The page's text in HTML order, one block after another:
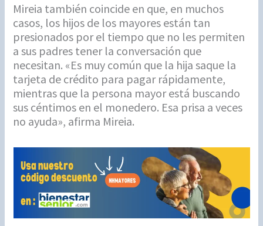
Mireia también coincide en que, en muchos
casos, los hijos de los mayores están tan
presionados por el tiempo que no les permiten
a sus padres tener la conversación que
necesitan. «Es muy común que la hija saque la
tarjeta de crédito para pagar rápidamente,
mientras que la persona mayor está buscando
sus céntimos en el monedero. Esa prisa a veces
no ayuda», afirma Mireia.